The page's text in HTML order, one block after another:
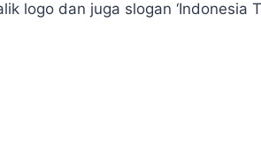
logo dan juga slogan ‘Indonesia